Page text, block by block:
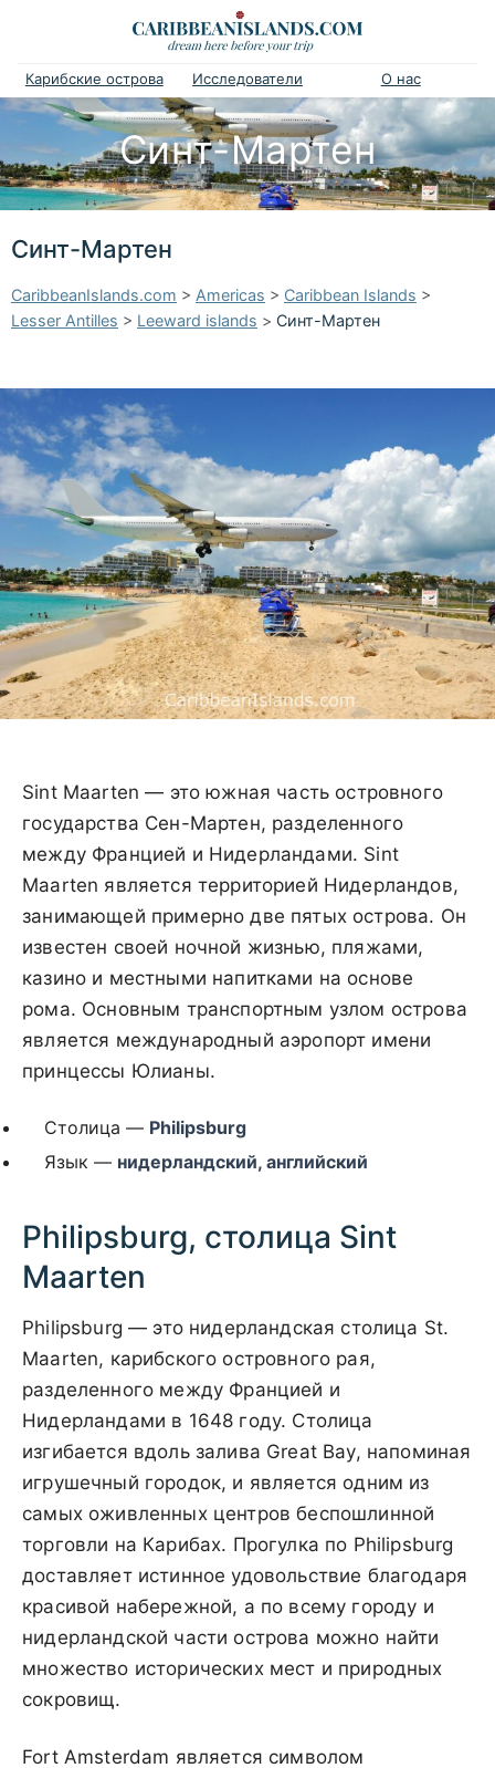
Карибские острова Исследователи О нас
Синт-Мартен
Синт-Мартен
CaribbeanIslands.com > Americas > Caribbean Islands >
Lesser Antilles > Leeward islands > Синт-Мартен
Sint Maarten — это южная часть островного
государства Сен-Мартен, разделенного
между Францией и Нидерландами. Sint
Maarten является территорией Нидерландов,
занимающей примерно две пятых острова. Он
известен своей ночной жизнью, пляжами,
казино и местными напитками на основе
рома. Основным транспортным узлом острова
является международный аэропорт имени
принцессы Юлианы.
Столица — Philipsburg
Язык — нидерландский, английский
Philipsburg, столица Sint
Maarten
Philipsburg — это нидерландская столица St.
Maarten, карибского островного рая,
разделенного между Францией и
Нидерландами в 1648 году. Столица
изгибается вдоль залива Great Bay, напоминая
игрушечный городок, и является одним из
самых оживленных центров беспошлинной
торговли на Карибах. Прогулка по Philipsburg
доставляет истинное удовольствие благодаря
красивой набережной, а по всему городу и
нидерландской части острова можно найти
множество исторических мест и природных
сокровищ.
Fort Amsterdam является символом